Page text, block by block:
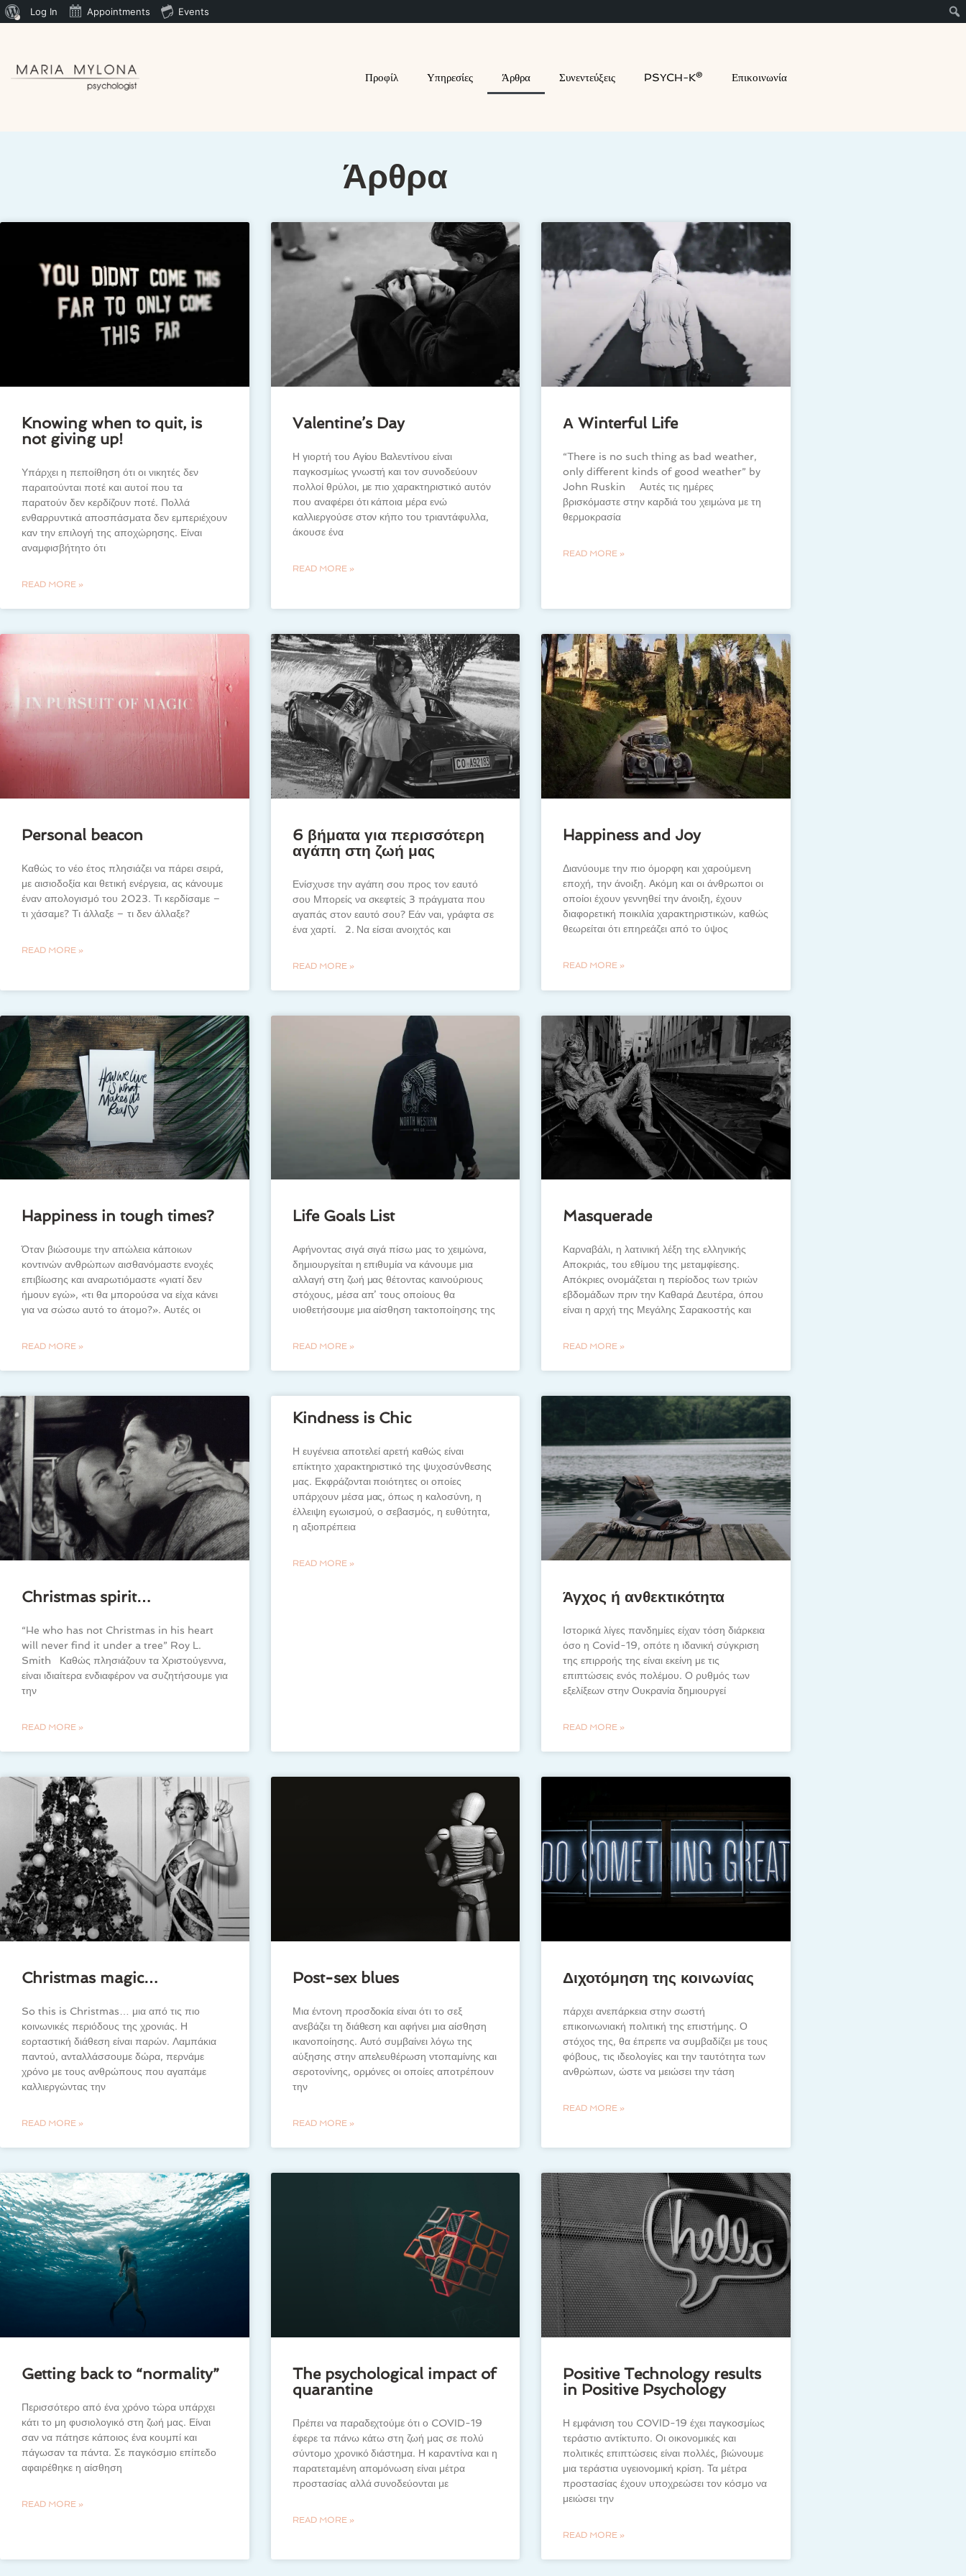
Log In Appointments Events
Προφίλ Υπηρεσίες Άρθρα Συνεντεύξεις PSYCH-K® Επικοινωνία
Άρθρα
Knowing when to quit, is
not giving up!
Υπάρχει η πεποίθηση ότι οι νικητές δεν
παραιτούνται ποτέ και αυτοί που τα
παρατούν δεν κερδίζουν ποτέ. Πολλά
ενθαρρυντικά αποσπάσματα δεν εμπεριέχουν
καν την επιλογή της αποχώρησης. Είναι
αναμφισβήτητο ότι
READ MORE »
Valentine’s Day
Η γιορτή του Αγίου Βαλεντίνου είναι
παγκοσμίως γνωστή και τον συνοδεύουν
πολλοί θρύλοι, με πιο χαρακτηριστικό αυτόν
που αναφέρει ότι κάποια μέρα ενώ
καλλιεργούσε στον κήπο του τριαντάφυλλα,
άκουσε ένα
READ MORE »
Α Winterful Life
“There is no such thing as bad weather,
only different kinds of good weather” by
John Ruskin Αυτές τις ημέρες
βρισκόμαστε στην καρδιά του χειμώνα με τη
θερμοκρασία
READ MORE »
Personal beacon
Καθώς το νέο έτος πλησιάζει να πάρει σειρά,
με αισιοδοξία και θετική ενέργεια, ας κάνουμε
έναν απολογισμό του 2023. Τι κερδίσαμε –
τι χάσαμε? Tι άλλαξε – τι δεν άλλαξε?
READ MORE »
6 βήματα για περισσότερη
αγάπη στη ζωή μας
Ενίσχυσε την αγάπη σου προς τον εαυτό
σου Μπορείς να σκεφτείς 3 πράγματα που
αγαπάς στον εαυτό σου? Εάν ναι, γράφτα σε
ένα χαρτί. 2. Να είσαι ανοιχτός και
READ MORE »
Happiness and Joy
Διανύουμε την πιο όμορφη και χαρούμενη
εποχή, την άνοιξη. Ακόμη και οι άνθρωποι οι
οποίοι έχουν γεννηθεί την άνοιξη, έχουν
διαφορετική ποικιλία χαρακτηριστικών, καθώς
θεωρείται ότι επηρεάζει από το ύψος
READ MORE »
Happiness in tough times?
Όταν βιώσουμε την απώλεια κάποιων
κοντινών ανθρώπων αισθανόμαστε ενοχές
επιβίωσης και αναρωτιόμαστε «γιατί δεν
ήμουν εγώ», «τι θα μπορούσα να είχα κάνει
για να σώσω αυτό το άτομο?». Αυτές οι
READ MORE »
Life Goals List
Αφήνοντας σιγά σιγά πίσω μας το χειμώνα,
δημιουργείται η επιθυμία να κάνουμε μια
αλλαγή στη ζωή μας θέτοντας καινούριους
στόχους, μέσα απ’ τους οποίους θα
υιοθετήσουμε μια αίσθηση τακτοποίησης της
READ MORE »
Masquerade
Καρναβάλι, η λατινική λέξη της ελληνικής
Αποκριάς, του εθίμου της μεταμφίεσης.
Απόκριες ονομάζεται η περίοδος των τριών
εβδομάδων πριν την Καθαρά Δευτέρα, όπου
είναι η αρχή της Μεγάλης Σαρακοστής και
READ MORE »
Christmas spirit…
“He who has not Christmas in his heart
will never find it under a tree” Roy L.
Smith Καθώς πλησιάζουν τα Χριστούγεννα,
είναι ιδιαίτερα ενδιαφέρον να συζητήσουμε για
την
READ MORE »
Kindness is Chic
Η ευγένεια αποτελεί αρετή καθώς είναι
επίκτητο χαρακτηριστικό της ψυχοσύνθεσης
μας. Εκφράζονται ποιότητες οι οποίες
υπάρχουν μέσα μας, όπως η καλοσύνη, η
έλλειψη εγωισμού, ο σεβασμός, η ευθύτητα,
η αξιοπρέπεια
READ MORE »
Άγχος ή ανθεκτικότητα
Ιστορικά λίγες πανδημίες είχαν τόση διάρκεια
όσο η Covid-19, οπότε η ιδανική σύγκριση
της επιρροής της είναι εκείνη με τις
επιπτώσεις ενός πολέμου. Ο ρυθμός των
εξελίξεων στην Ουκρανία δημιουργεί
READ MORE »
Christmas magic…
So this is Christmas… μια από τις πιο
κοινωνικές περιόδους της χρονιάς. Η
εορταστική διάθεση είναι παρών. Λαμπάκια
παντού, ανταλλάσσουμε δώρα, περνάμε
χρόνο με τους ανθρώπους που αγαπάμε
καλλιεργώντας την
READ MORE »
Post-sex blues
Μια έντονη προσδοκία είναι ότι το σεξ
ανεβάζει τη διάθεση και αφήνει μια αίσθηση
ικανοποίησης. Αυτό συμβαίνει λόγω της
αύξησης στην απελευθέρωση ντοπαμίνης και
σεροτονίνης, ορμόνες οι οποίες αποτρέπουν
την
READ MORE »
Διχοτόμηση της κοινωνίας
πάρχει ανεπάρκεια στην σωστή
επικοινωνιακή πολιτική της επιστήμης. Ο
στόχος της, θα έπρεπε να συμβαδίζει με τους
φόβους, τις ιδεολογίες και την ταυτότητα των
ανθρώπων, ώστε να μειώσει την τάση
READ MORE »
Getting back to “normality”
Περισσότερο από ένα χρόνο τώρα υπάρχει
κάτι το μη φυσιολογικό στη ζωή μας. Είναι
σαν να πάτησε κάποιος ένα κουμπί και
πάγωσαν τα πάντα. Σε παγκόσμιο επίπεδο
αφαιρέθηκε η αίσθηση
READ MORE »
The psychological impact of
quarantine
Πρέπει να παραδεχτούμε ότι ο COVID-19
έφερε τα πάνω κάτω στη ζωή μας σε πολύ
σύντομο χρονικό διάστημα. Η καραντίνα και η
παρατεταμένη απομόνωση είναι μέτρα
προστασίας αλλά συνοδεύονται με
READ MORE »
Positive Technology results
in Positive Psychology
Η εμφάνιση του COVID-19 έχει παγκοσμίως
τεράστιο αντίκτυπο. Οι οικονομικές και
πολιτικές επιπτώσεις είναι πολλές, βιώνουμε
μια τεράστια υγειονομική κρίση. Τα μέτρα
προστασίας έχουν υποχρεώσει τον κόσμο να
μειώσει την
READ MORE »